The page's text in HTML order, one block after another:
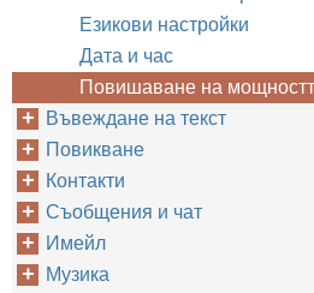
Езикови настройки
Дата и час
Повишаване на
Въвеждане на текст
Повикване
Контакти
Съобщения и чат
Имейл
Музика